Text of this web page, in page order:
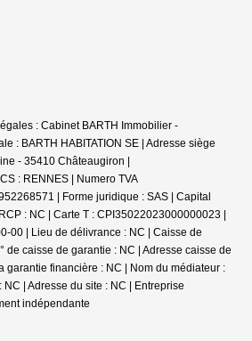
: Cabinet BARTH Immobilier -
: BARTH HABITATION SE | Adresse siège
- 35410 Châteaugiron |
: RENNES | Numero TVA
| Forme juridique : SAS | Capital
: NC | Carte T : CPI35022023000000023 |
00 | Lieu de délivrance : NC | Caisse de
de caisse de garantie : NC | Adresse caisse de
garantie financière : NC | Nom du médiateur :
| Adresse du site : NC | Entreprise
indépendante